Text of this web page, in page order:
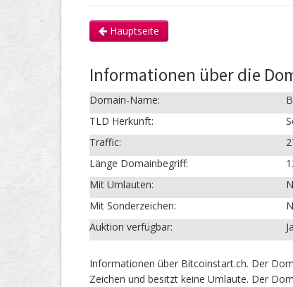
Hauptseite
Informationen über die
Domain-Name:
TLD Herkunft:
Traffic:
Länge Domainbegriff:
Mit Umlauten:
Mit Sonderzeichen:
Auktion verfügbar:
Ja
Informationen über Bitcoinstart.ch. Der
Zeichen und besitzt keine Umlaute. Der